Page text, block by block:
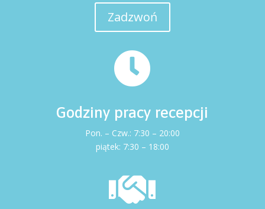
Zadzwoń

Godziny pracy recepcji
Pon. – Czw.: 7:30 – 20:00
piątek: 7:30 – 18:00
